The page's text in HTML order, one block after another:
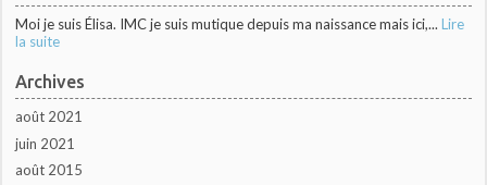
Moi je suis Élisa. IMC je suis mutique depuis ma naissance mais ici,... Lire
la suite
Archives
août 2021
juin 2021
août 2015